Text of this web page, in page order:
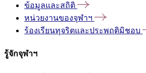
ข้อมูลและสถิติ
หน่วยงานของจุฬาฯ
ร้องเรียนทุจริตและประพฤติมิชอบ
รู้จักจุฬาฯ